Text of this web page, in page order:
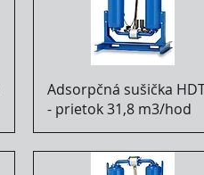
Adsorpčná sušička
- prietok 31,8 m3/hod